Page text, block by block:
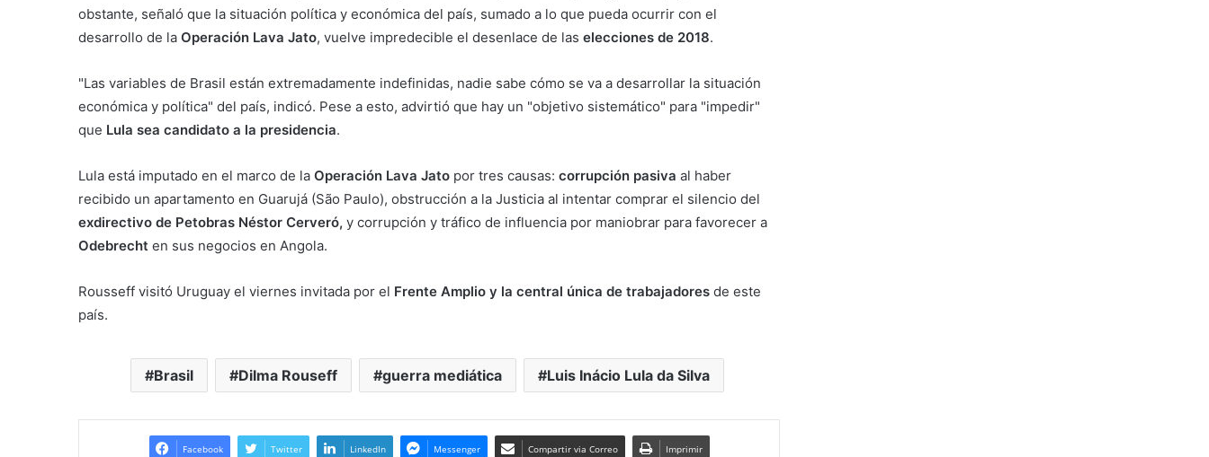
obstante, señaló que la situación política y económica del país, sumado a lo que pueda ocurrir con el
desarrollo de la Operación Lava Jato, vuelve impredecible el desenlace de las elecciones de 2018.
"Las variables de Brasil están extremadamente indefinidas, nadie sabe cómo se va a desarrollar la situación
económica y política" del país, indicó. Pese a esto, advirtió que hay un "objetivo sistemático" para "impedir"
que Lula sea candidato a la presidencia.
Lula está imputado en el marco de la Operación Lava Jato por tres causas: corrupción pasiva al haber
recibido un apartamento en Guarujá (São Paulo), obstrucción a la Justicia al intentar comprar el silencio del
exdirectivo de Petobras Néstor Cerveró, y corrupción y tráfico de influencia por maniobrar para favorecer a
Odebrecht en sus negocios en Angola.
Rousseff visitó Uruguay el viernes invitada por el Frente Amplio y la central única de trabajadores de este
país.
Brasil Dilma Rouseff guerra mediática Luis Inácio Lula da Silva
Facebook Twitter LinkedIn Messenger Compartir via Correo Imprimir